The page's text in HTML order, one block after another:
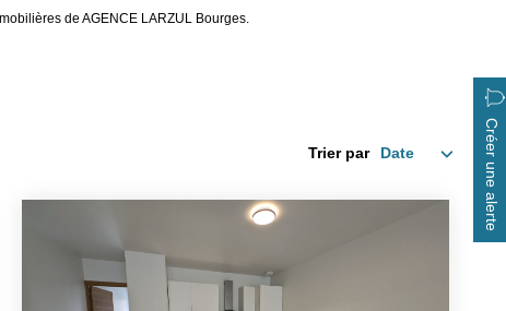
de AGENCE LARZUL Bourges.
Créer une alerte
Trier par